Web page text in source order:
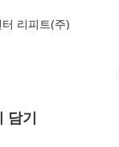
리피트(주)
담기